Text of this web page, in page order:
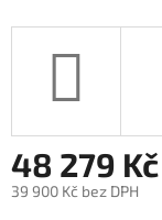
48 279 Kč
39 900 Kč bez DPH